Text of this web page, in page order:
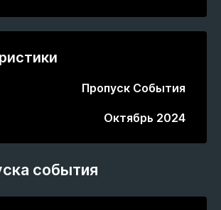
Пропуск События
Октябрь 2024
события